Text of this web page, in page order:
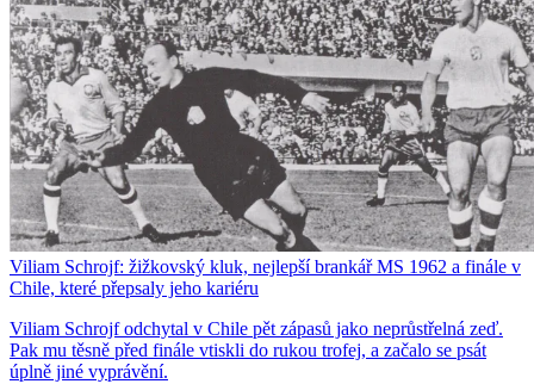
Viliam Schrojf: žižkovský kluk, nejlepší brankář MS 1962 a finále v
Chile, které přepsaly jeho kariéru
Viliam Schrojf odchytal v Chile pět zápasů jako neprůstřelná zeď.
Pak mu těsně před finále vtiskli do rukou trofej, a začalo se psát
úplně jiné vyprávění.